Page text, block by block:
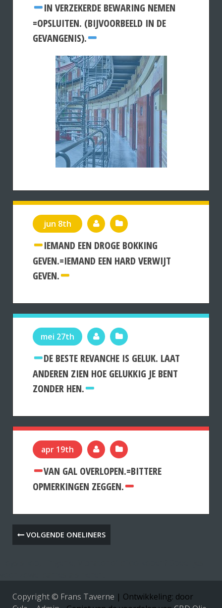
IN VERZEKERDE BEWARING NEMEN
=OPSLUITEN. (BIJVOORBEELD IN DE
GEVANGENIS).
jun 8th
IEMAND EEN DROGE BOKKING
GEVEN.=IEMAND EEN HARD VERWIJT
GEVEN.
mei 27th
DE BESTE REVANCHE IS GELUK. LAAT
ANDEREN ZIEN HOE GELUKKIG JE BENT
ZONDER HEN.
apr 19th
VAN GAL OVERLOPEN.=BITTERE
OPMERKINGEN ZEGGEN.
VOLGENDE ONELINERS
Copyright © Frans Taverne | Ontwikkeling: door